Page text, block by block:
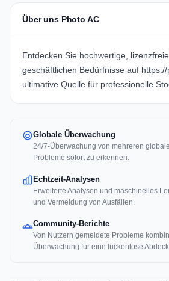
Über uns Photo AC
Entdecken Sie hochwertige,
geschäftlichen Bedürfnisse auf
ultimative Quelle für professionelle
Globale Überwachung
24/7-Überwachung von mehreren
Probleme sofort zu erkennen.
Echtzeit-Analysen
Erweiterte Analysen und maschinelles
und Vermeidung von Ausfällen.
Community-Berichte
Von Nutzern gemeldete Probleme
Überwachung für eine lückenlose